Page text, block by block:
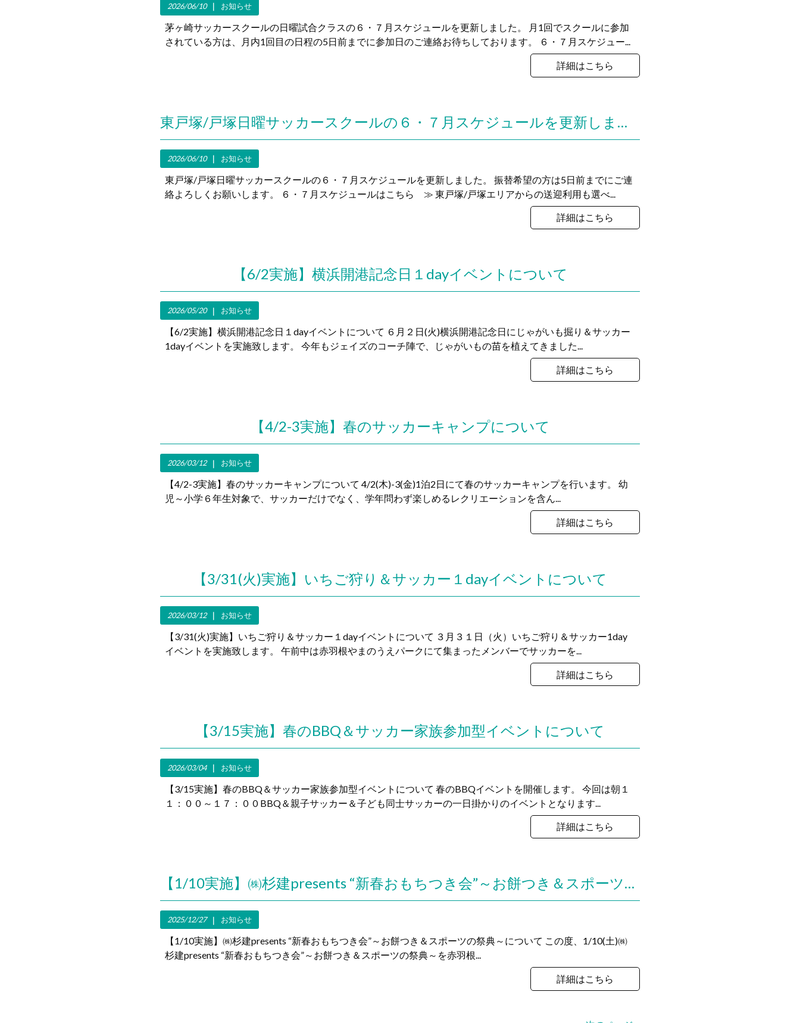
2026/06/10 お知らせ
茅ヶ崎サッカースクールの日曜試合クラスの６・７月スケジュールを更新しました。 月1回でスクールに参加
されている方は、月内1回目の日程の5日前までに参加日のご連絡お待ちしております。 ６・７月スケジュー...
詳細はこちら
東戸塚/戸塚日曜サッカースクールの６・７月スケジュールを更新しました。
2026/06/10 お知らせ
東戸塚/戸塚日曜サッカースクールの６・７月スケジュールを更新しました。 振替希望の方は5日前までにご連
絡よろしくお願いします。 ６・７月スケジュールはこちら ≫ 東戸塚/戸塚エリアからの送迎利用も選べ...
詳細はこちら
【6/2実施】横浜開港記念日１dayイベントについて
2026/05/20 お知らせ
【6/2実施】横浜開港記念日１dayイベントについて ６月２日(火)横浜開港記念日にじゃがいも掘り＆サッカー
1dayイベントを実施致します。 今年もジェイズのコーチ陣で、じゃがいもの苗を植えてきました...
詳細はこちら
【4/2-3実施】春のサッカーキャンプについて
2026/03/12 お知らせ
【4/2-3実施】春のサッカーキャンプについて 4/2(木)-3(金)1泊2日にて春のサッカーキャンプを行います。 幼
児～小学６年生対象で、サッカーだけでなく、学年問わず楽しめるレクリエーションを含ん...
詳細はこちら
【3/31(火)実施】いちご狩り＆サッカー１dayイベントについて
2026/03/12 お知らせ
【3/31(火)実施】いちご狩り＆サッカー１dayイベントについて ３月３１日（火）いちご狩り＆サッカー1day
イベントを実施致します。 午前中は赤羽根やまのうえパークにて集まったメンバーでサッカーを...
詳細はこちら
【3/15実施】春のBBQ＆サッカー家族参加型イベントについて
2026/03/04 お知らせ
【3/15実施】春のBBQ＆サッカー家族参加型イベントについて 春のBBQイベントを開催します。 今回は朝１
１：００～１７：００BBQ＆親子サッカー＆子ども同士サッカーの一日掛かりのイベントとなります...
詳細はこちら
【1/10実施】㈱杉建presents “新春おもちつき会”～お餅つき＆スポーツの祭典～について
2025/12/27 お知らせ
【1/10実施】㈱杉建presents “新春おもちつき会”～お餅つき＆スポーツの祭典～について この度、1/10(土)㈱
杉建presents “新春おもちつき会”～お餅つき＆スポーツの祭典～を赤羽根...
詳細はこちら